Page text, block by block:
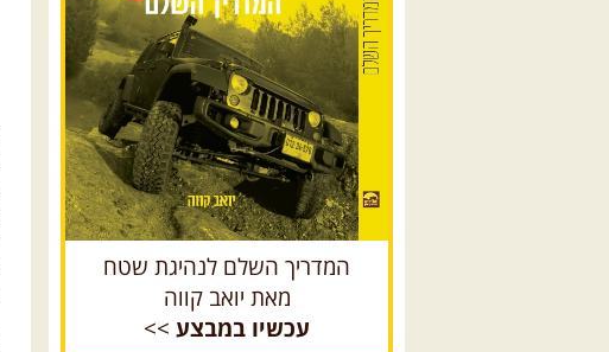
המדריך השלם לנהיגת שטח
מאת יואב קווה
עכשיו במבצע >>